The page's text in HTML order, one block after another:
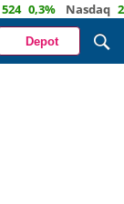
0,3% Nasdaq 29
Depot